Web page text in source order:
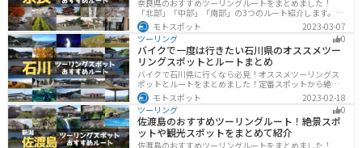
奈良県のおすすめツーリングルートをまとめました！
「北部」「中部」「南部」の3つのルート紹介します。歴
史のある神社寺院が多数あり、自然豊かや山々、グルメ
を満喫するツーリングができます。バイクで奈良県にツ
ーリングに行く際は参考にしてください。
モトスポット
2023-03-07
ツーリング
0
バイクで一度は行きたい石川県のオススメツー
リングスポットとルートまとめ
バイクで石川県に行くなら必見！オススメツーリングス
ポットとルートをまとめました！定番スポットから絶景
スポット、温泉、海、グルメなど様々なジャンルで楽し
めます。バイクで石川ツーリングに行こうと思っている
人は、参考にしてください。
モトスポット
2023-02-18
ツーリング
0
佐渡島のおすすめツーリングルート！絶景スポ
ットや観光スポットをまとめて紹介
佐渡島のおすすめツーリングルートをまとめました！